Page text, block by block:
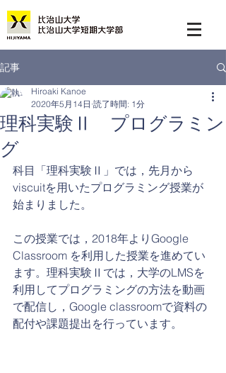
記事
理科実験Ⅱ プログラミン
グ
Hiroaki Kanoe
2020年5月14日 読了時間: 1分
科目「理科実験Ⅱ」では，先月から
viscuitを用いたプログラミング授業が
始まりました。
この授業では，2018年よりGoogle
Classroom を利用した授業を進めてい
ます。理科実験Ⅱでは，大学のLMSを
利用してプログラミングの方法を動画
で配信し，Google classroomで資料の
配付や課題提出を行っています。